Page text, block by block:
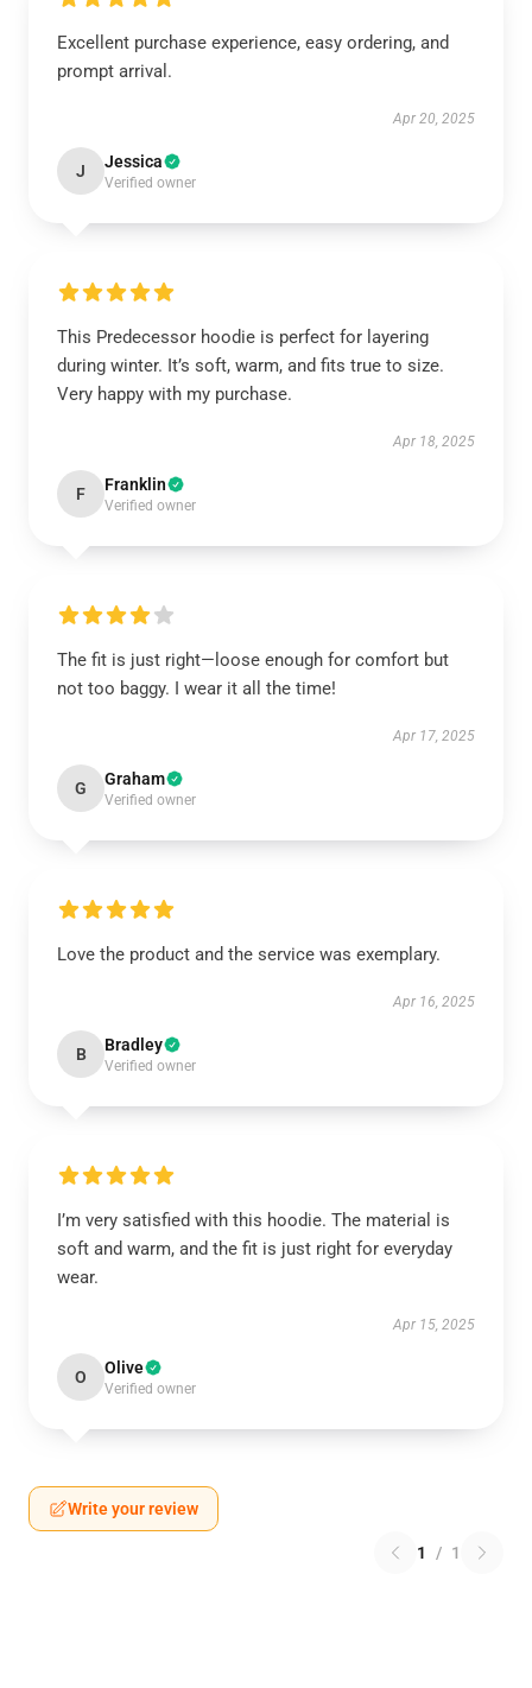
Excellent purchase experience, easy ordering, and
prompt arrival.
Apr 20, 2025
J Jessica
Verified owner
This Predecessor hoodie is perfect for layering
during winter. It’s soft, warm, and fits true to size.
Very happy with my purchase.
Apr 18, 2025
F Franklin
Verified owner
The fit is just right—loose enough for comfort but
not too baggy. I wear it all the time!
Apr 17, 2025
G Graham
Verified owner
Love the product and the service was exemplary.
Apr 16, 2025
B Bradley
Verified owner
I’m very satisfied with this hoodie. The material is
soft and warm, and the fit is just right for everyday
wear.
Apr 15, 2025
O Olive
Verified owner
Write your review
1 / 1